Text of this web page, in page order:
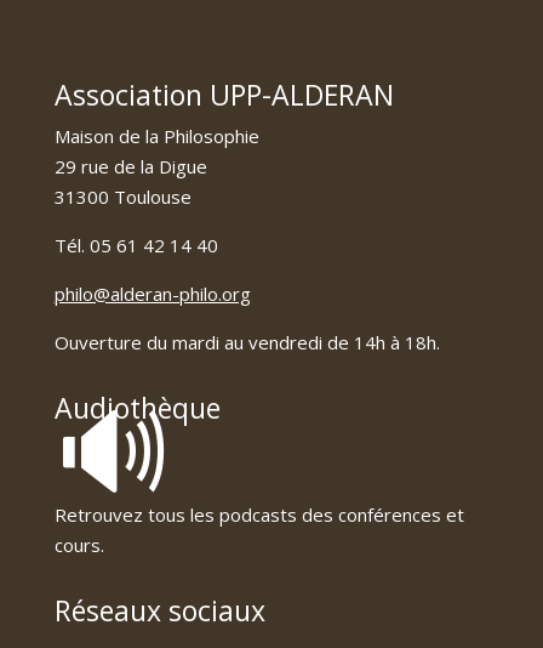
Association UPP-ALDERAN
Maison de la Philosophie
29 rue de la Digue
31300 Toulouse
Tél. 05 61 42 14 40
philo@alderan-philo.org
Ouverture du mardi au vendredi de 14h à 18h.
Audiothèque
🔊
Retrouvez tous les podcasts des conférences et
cours.
Réseaux sociaux